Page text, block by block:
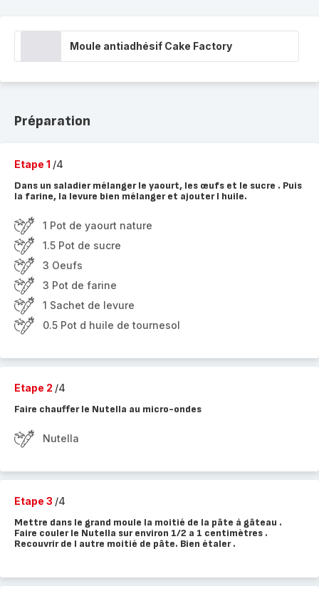
Moule antiadhésif Cake Factory
Préparation
Etape 1 /4
Dans un saladier mélanger le yaourt, les œufs et le sucre . Puis
la farine, la levure bien mélanger et ajouter l huile.
1 Pot de yaourt nature
1.5 Pot de sucre
3 Oeufs
3 Pot de farine
1 Sachet de levure
0.5 Pot d huile de tournesol
Etape 2 /4
Faire chauffer le Nutella au micro-ondes
Nutella
Etape 3 /4
Mettre dans le grand moule la moitié de la pâte à gâteau .
Faire couler le Nutella sur environ 1/2 a 1 centimètres .
Recouvrir de l autre moitié de pâte. Bien étaler .